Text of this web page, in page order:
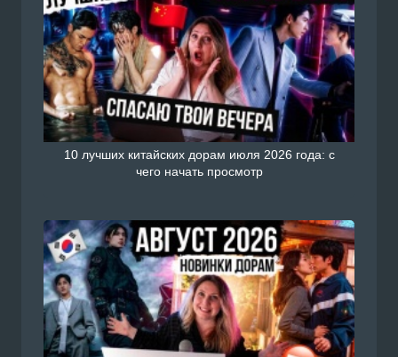
10 лучших китайских дорам июля 2026 года: с
чего начать просмотр